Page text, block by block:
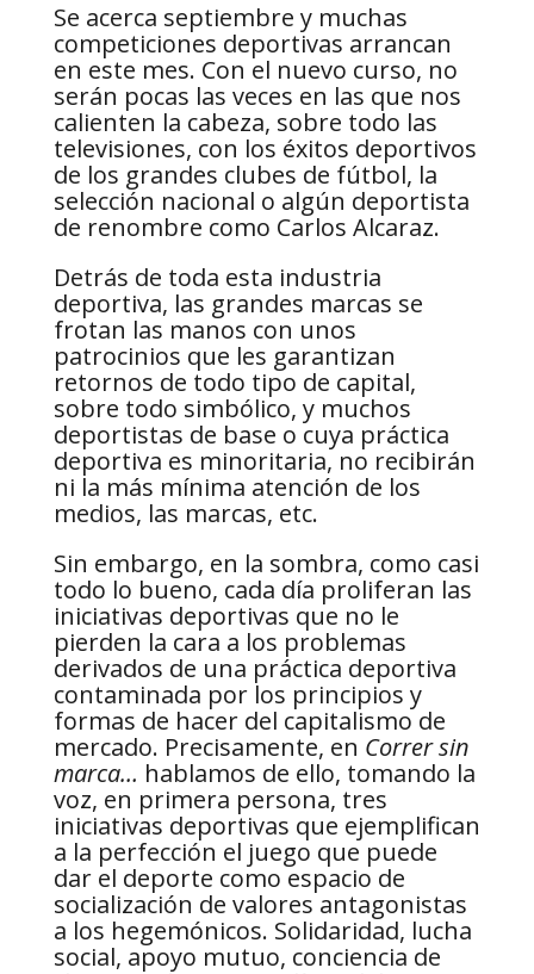
Se acerca septiembre y muchas
competiciones deportivas arrancan
en este mes. Con el nuevo curso, no
serán pocas las veces en las que nos
calienten la cabeza, sobre todo las
televisiones, con los éxitos deportivos
de los grandes clubes de fútbol, la
selección nacional o algún deportista
de renombre como Carlos Alcaraz.
Detrás de toda esta industria
deportiva, las grandes marcas se
frotan las manos con unos
patrocinios que les garantizan
retornos de todo tipo de capital,
sobre todo simbólico, y muchos
deportistas de base o cuya práctica
deportiva es minoritaria, no recibirán
ni la más mínima atención de los
medios, las marcas, etc.
Sin embargo, en la sombra, como casi
todo lo bueno, cada día proliferan las
iniciativas deportivas que no le
pierden la cara a los problemas
derivados de una práctica deportiva
contaminada por los principios y
formas de hacer del capitalismo de
mercado. Precisamente, en Correr sin
marca… hablamos de ello, tomando la
voz, en primera persona, tres
iniciativas deportivas que ejemplifican
a la perfección el juego que puede
dar el deporte como espacio de
socialización de valores antagonistas
a los hegemónicos. Solidaridad, lucha
social, apoyo mutuo, conciencia de